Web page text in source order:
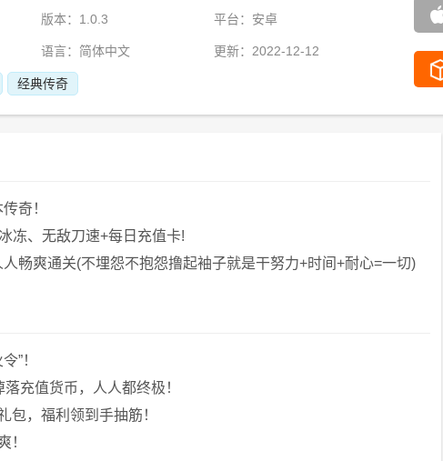
版本：1.0.3 平台：安卓
语言：简体中文 更新：2022-12-12
经典传奇
奇！
冻、无敌刀速+每日充值卡!
畅爽通关(不埋怨不抱怨撸起袖子就是干努力+时间+耐心=一切)
”！
充值货币，人人都终极！
包，福利领到手抽筋！
！